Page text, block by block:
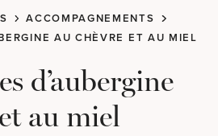
ACCOMPAGNEMENTS
AU CHÈVRE ET AU MIEL
d’aubergine
au miel